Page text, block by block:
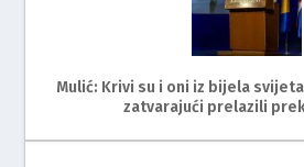
Mulić: Krivi su i oni iz bijela
zatvarajući prelazili